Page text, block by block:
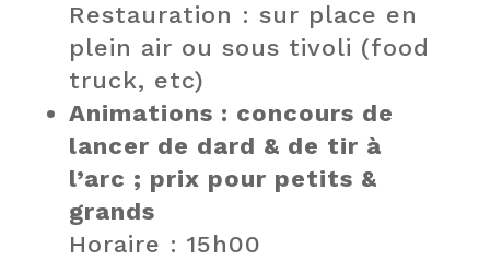
Restauration : sur place en
plein air ou sous tivoli (food
truck, etc)
Animations : concours de
lancer de dard & de tir à
l’arc ; prix pour petits &
grands
Horaire : 15h00